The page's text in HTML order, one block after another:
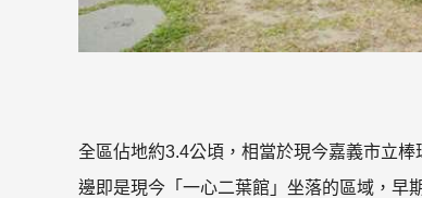
全區佔地約3.4公頃，相當於現今嘉義市立
邊即是現今「一心二葉館」坐落的區域，早